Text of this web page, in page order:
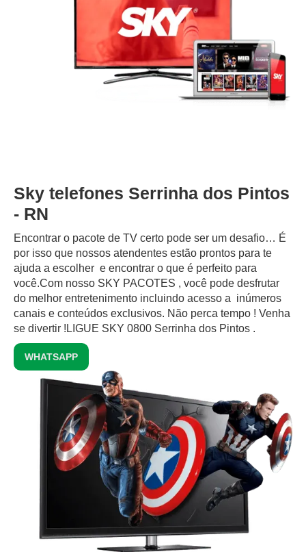
Sky telefones Serrinha dos Pintos
- RN
Encontrar o pacote de TV certo pode ser um desafio… É
por isso que nossos atendentes estão prontos para te
ajuda a escolher e encontrar o que é perfeito para
você.Com nosso SKY PACOTES , você pode desfrutar
do melhor entretenimento incluindo acesso a inúmeros
canais e conteúdos exclusivos.‍ Não perca tempo ! Venha
se divertir !LIGUE SKY 0800 Serrinha dos Pintos .
WHATSAPP